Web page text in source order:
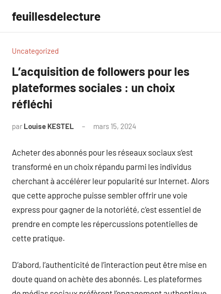
contenu
feuillesdelecture
Uncategorized
L’acquisition de followers pour les
plateformes sociales : un choix
réfléchi
par Louise KESTEL mars 15, 2024
Acheter des abonnés pour les réseaux sociaux s’est
transformé en un choix répandu parmi les individus
cherchant à accélérer leur popularité sur Internet. Alors
que cette approche puisse sembler offrir une voie
express pour gagner de la notoriété, c’est essentiel de
prendre en compte les répercussions potentielles de
cette pratique.
D’abord, l’authenticité de l’interaction peut être mise en
doute quand on achète des abonnés. Les plateformes